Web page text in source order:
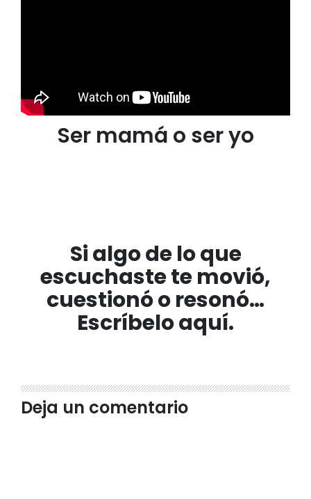
Ser mamá o ser yo
Si algo de lo que
escuchaste te movió,
cuestionó o resonó…
Escríbelo aquí.
Deja un comentario